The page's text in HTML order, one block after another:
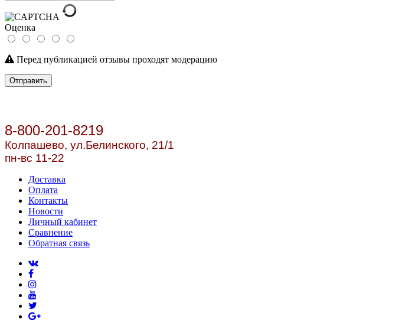
Оценка
Перед публикацией отзывы проходят модерацию
Отправить
8-800-201-8219
Колпашево, ул.Белинского, 21/1
пн-вс 11-22
Доставка
Оплата
Контакты
Новости
Личный кабинет
Сравнение
Обратная связь